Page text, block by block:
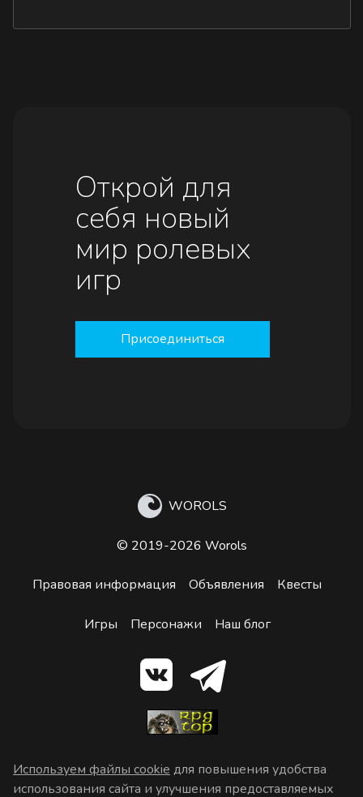
Открой для
себя новый
мир ролевых
игр
Присоединиться
WOROLS
© 2019-2026 Worols
Правовая информация Объявления Квесты
Игры Персонажи Наш блог
Используем файлы cookie для повышения удобства
использования сайта и улучшения предоставляемых